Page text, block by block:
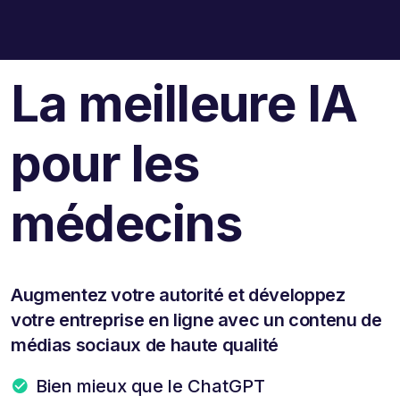
La meilleure IA
pour les
médecins
Augmentez votre autorité et développez
votre entreprise en ligne avec un contenu de
médias sociaux de haute qualité
Bien mieux que le ChatGPT